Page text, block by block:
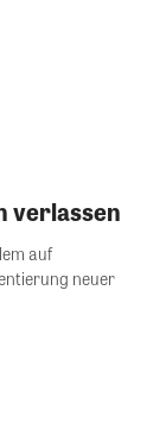
verlassen
auf
neuer